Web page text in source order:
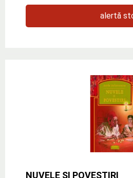
alertă
NUVELE SI POVESTIRI